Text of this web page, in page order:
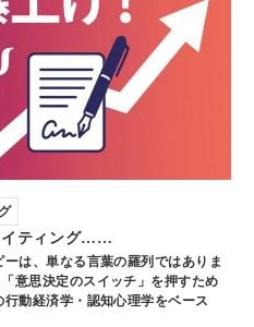
イティング……
は、単なる言葉の羅列ではありま
意思決定のスイッチ」を押すため
動経済学・認知心理学をベース